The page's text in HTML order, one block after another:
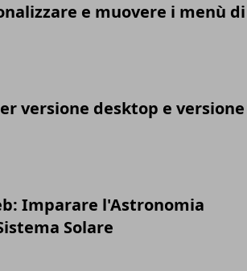
e muovere i menù di
versione desktop e versione
Imparare l'Astronomia
Solare